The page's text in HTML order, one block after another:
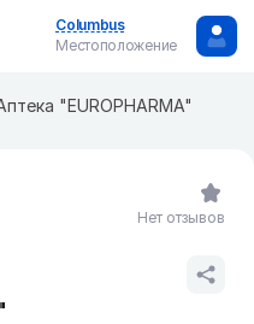
Columbus
Местоположение
"EUROPHARMA"
Нет отзывов